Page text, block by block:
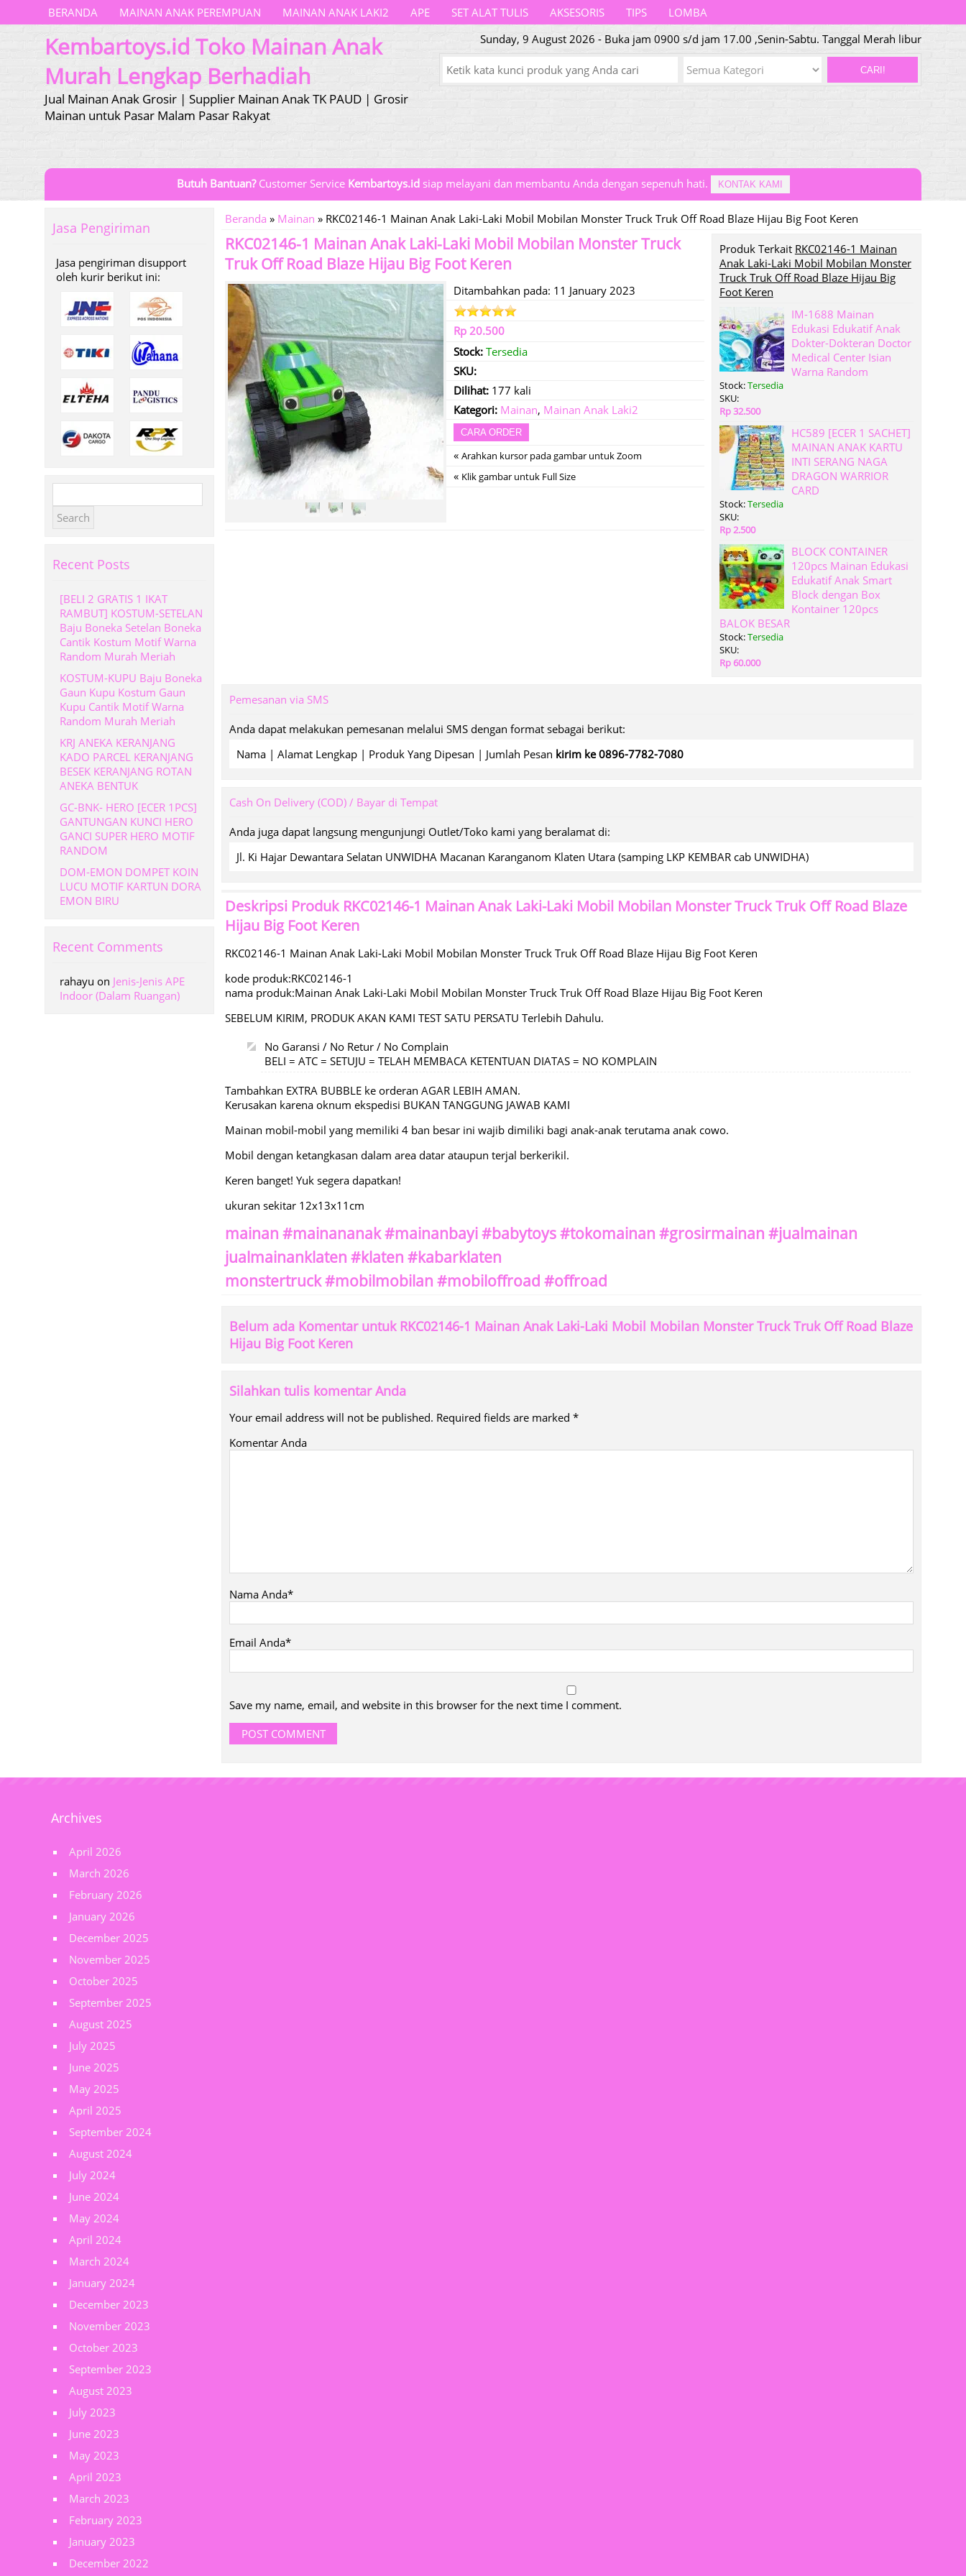
BERANDA MAINAN ANAK PEREMPUAN MAINAN ANAK LAKI2 APE SET ALAT TULIS AKSESORIS TIPS LOMBA
Kembartoys.id Toko Mainan Anak
Murah Lengkap Berhadiah
Jual Mainan Anak Grosir | Supplier Mainan Anak TK PAUD | Grosir
Mainan untuk Pasar Malam Pasar Rakyat
Sunday, 9 August 2026 - Buka jam 0900 s/d jam 17.00 ,Senin-Sabtu. Tanggal Merah libur
CARI!
Butuh Bantuan?Customer Service Kembartoys.idsiap melayani dan membantu Anda dengan sepenuh hati. KONTAK KAMI
Beranda » Mainan » RKC02146-1 Mainan Anak Laki-Laki Mobil Mobilan Monster Truck Truk Off Road Blaze Hijau Big Foot Keren
RKC02146-1 Mainan Anak Laki-Laki Mobil Mobilan Monster Truck
Truk Off Road Blaze Hijau Big Foot Keren
Ditambahkan pada: 11 January 2023
Rp 20.500
Stock: Tersedia
SKU:
Dilihat: 177 kali
Kategori: Mainan, Mainan Anak Laki2
CARA ORDER
« Arahkan kursor pada gambar untuk Zoom
« Klik gambar untuk Full Size
Produk Terkait RKC02146-1 Mainan
Anak Laki-Laki Mobil Mobilan Monster
Truck Truk Off Road Blaze Hijau Big
Foot Keren
IM-1688 Mainan
Edukasi Edukatif Anak
Dokter-Dokteran Doctor
Medical Center Isian
Warna Random
Stock:Tersedia
SKU:
Rp 32.500
HC589 [ECER 1 SACHET]
MAINAN ANAK KARTU
INTI SERANG NAGA
DRAGON WARRIOR
CARD
Stock:Tersedia
SKU:
Rp 2.500
BLOCK CONTAINER
120pcs Mainan Edukasi
Edukatif Anak Smart
Block dengan Box
Kontainer 120pcs
BALOK BESAR
Stock:Tersedia
SKU:
Rp 60.000
Pemesanan via SMS
Anda dapat melakukan pemesanan melalui SMS dengan format sebagai berikut:
Nama | Alamat Lengkap | Produk Yang Dipesan | Jumlah Pesan kirim ke 0896-7782-7080
Cash On Delivery (COD) / Bayar di Tempat
Anda juga dapat langsung mengunjungi Outlet/Toko kami yang beralamat di:
Jl. Ki Hajar Dewantara Selatan UNWIDHA Macanan Karanganom Klaten Utara (samping LKP KEMBAR cab UNWIDHA)
Deskripsi Produk RKC02146-1 Mainan Anak Laki-Laki Mobil Mobilan Monster Truck Truk Off Road Blaze
Hijau Big Foot Keren
RKC02146-1 Mainan Anak Laki-Laki Mobil Mobilan Monster Truck Truk Off Road Blaze Hijau Big Foot Keren
kode produk:RKC02146-1
nama produk:Mainan Anak Laki-Laki Mobil Mobilan Monster Truck Truk Off Road Blaze Hijau Big Foot Keren
SEBELUM KIRIM, PRODUK AKAN KAMI TEST SATU PERSATU Terlebih Dahulu.
No Garansi / No Retur / No Complain
BELI = ATC = SETUJU = TELAH MEMBACA KETENTUAN DIATAS = NO KOMPLAIN
Tambahkan EXTRA BUBBLE ke orderan AGAR LEBIH AMAN.
Kerusakan karena oknum ekspedisi BUKAN TANGGUNG JAWAB KAMI
Mainan mobil-mobil yang memiliki 4 ban besar ini wajib dimiliki bagi anak-anak terutama anak cowo.
Mobil dengan ketangkasan dalam area datar ataupun terjal berkerikil.
Keren banget! Yuk segera dapatkan!
ukuran sekitar 12x13x11cm
mainan #mainananak #mainanbayi #babytoys #tokomainan #grosirmainan #jualmainan
jualmainanklaten #klaten #kabarklaten
monstertruck #mobilmobilan #mobiloffroad #offroad
Belum ada Komentar untuk RKC02146-1 Mainan Anak Laki-Laki Mobil Mobilan Monster Truck Truk Off Road Blaze
Hijau Big Foot Keren
Silahkan tulis komentar Anda
Your email address will not be published. Required fields are marked *
Komentar Anda
Nama Anda*
Email Anda*
Save my name, email, and website in this browser for the next time I comment.
Jasa Pengiriman
Jasa pengiriman disupport
oleh kurir berikut ini:
for:
Recent Posts
[BELI 2 GRATIS 1 IKAT
RAMBUT] KOSTUM-SETELAN
Baju Boneka Setelan Boneka
Cantik Kostum Motif Warna
Random Murah Meriah
KOSTUM-KUPU Baju Boneka
Gaun Kupu Kostum Gaun
Kupu Cantik Motif Warna
Random Murah Meriah
KRJ ANEKA KERANJANG
KADO PARCEL KERANJANG
BESEK KERANJANG ROTAN
ANEKA BENTUK
GC-BNK- HERO [ECER 1PCS]
GANTUNGAN KUNCI HERO
GANCI SUPER HERO MOTIF
RANDOM
DOM-EMON DOMPET KOIN
LUCU MOTIF KARTUN DORA
EMON BIRU
Recent Comments
rahayu on Jenis-Jenis APE
Indoor (Dalam Ruangan)
Archives
April 2026
March 2026
February 2026
January 2026
December 2025
November 2025
October 2025
September 2025
August 2025
July 2025
June 2025
May 2025
April 2025
September 2024
August 2024
July 2024
June 2024
May 2024
April 2024
March 2024
January 2024
December 2023
November 2023
October 2023
September 2023
August 2023
July 2023
June 2023
May 2023
April 2023
March 2023
February 2023
January 2023
December 2022